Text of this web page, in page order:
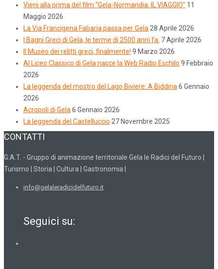
Vieni alla prima del film “Gela-Normandia. IL VIAGGIO” 11
Maggio 2026
La Via Francigena Fabaria passa per Gela 28 Aprile 2026
I Bagni Greci di Gela, le terme di 2500 anni fa. 7 Aprile 2026
Il Museo dei relitti greci, finalmente! 9 Marzo 2026
Al Liceo Classico di Gela nasce la Web Radio Eschilo 9 Febbraio
2026
La leggenda del mostro del Lago Biviere: A Biddina 6 Gennaio
2026
Acropoli di Gela 6 Gennaio 2026
La leggenda del Castelluccio 27 Novembre 2025
CONTATTI
G.A.T. - Gruppo di animazione territoriale Gela le Radici del Futuro |
Turismo | Storia | Cultura | Gastronomia |
info@gelaleradicidelfuturo.it
Seguici su: